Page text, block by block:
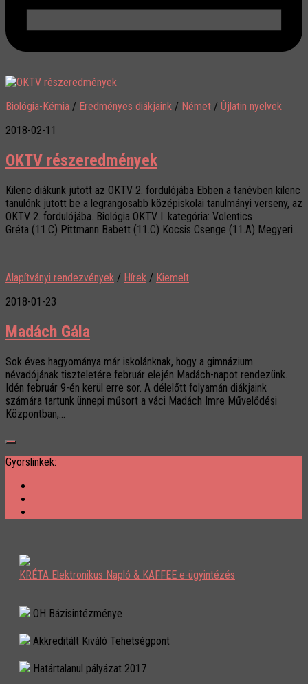
Biológia-Kémia / Eredményes diákjaink / Német / Újlatin nyelvek
2018-02-11
OKTV részeredmények
Kilenc diákunk jutott az OKTV 2. fordulójába Ebben a tanévben kilenc
tanulónk jutott be a legrangosabb középiskolai tanulmányi verseny, az
OKTV 2. fordulójába. Biológia OKTV I. kategória: Volentics
Gréta (11.C) Pittmann Babett (11.C) Kocsis Csenge (11.A) Megyeri...
Alapítványi rendezvények / Hírek / Kiemelt
2018-01-23
Madách Gála
Sok éves hagyománya már iskolánknak, hogy a gimnázium
névadójának tiszteletére február elején Madách-napot rendezünk.
Idén február 9-én kerül erre sor. A délelőtt folyamán diákjaink
számára tartunk ünnepi műsort a váci Madách Imre Művelődési
Központban,...
Gyorslinkek:
KRÉTA Elektronikus Napló & KAFFEE e-ügyintézés
OH Bázisintézménye
Akkreditált Kiváló Tehetségpont
Határtalanul pályázat 2017